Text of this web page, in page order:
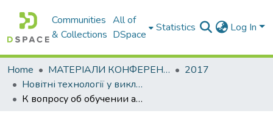
Communities
& Collections
All of
DSpace
Statistics Log In
Home МАТЕРІАЛИ КОНФЕРЕНЦІЙ
2017
Новітні технології у викладанні мов іноземним студентам
К вопросу об обучении аудированию текста научного стиля речи